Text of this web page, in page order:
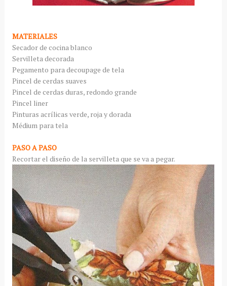
MATERIALES
Secador de cocina blanco
Servilleta decorada
Pegamento para decoupage de tela
Pincel de cerdas suaves
Pincel de cerdas duras, redondo grande
Pincel liner
Pinturas acrílicas verde, roja y dorada
Médium para tela
PASO A PASO
Recortar el diseño de la servilleta que se va a pegar.